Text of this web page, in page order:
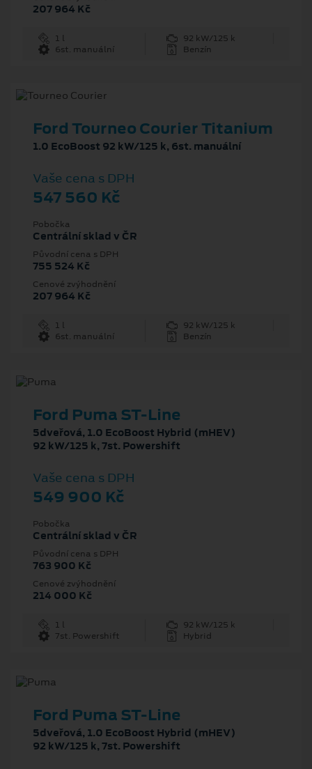
207 964 Kč
1 l
92 kW/125 k
6st. manuální
Benzín
Ford Tourneo Courier Titanium
1.0 EcoBoost 92 kW/125 k, 6st. manuální
Vaše cena s DPH
547 560 Kč
Pobočka
Centrální sklad v ČR
Původní cena s DPH
755 524 Kč
Cenové zvýhodnění
207 964 Kč
1 l
92 kW/125 k
6st. manuální
Benzín
Ford Puma ST-Line
5dveřová, 1.0 EcoBoost Hybrid (mHEV)
92 kW/125 k, 7st. Powershift
Vaše cena s DPH
549 900 Kč
Pobočka
Centrální sklad v ČR
Původní cena s DPH
763 900 Kč
Cenové zvýhodnění
214 000 Kč
1 l
92 kW/125 k
7st. Powershift
Hybrid
Ford Puma ST-Line
5dveřová, 1.0 EcoBoost Hybrid (mHEV)
92 kW/125 k, 7st. Powershift